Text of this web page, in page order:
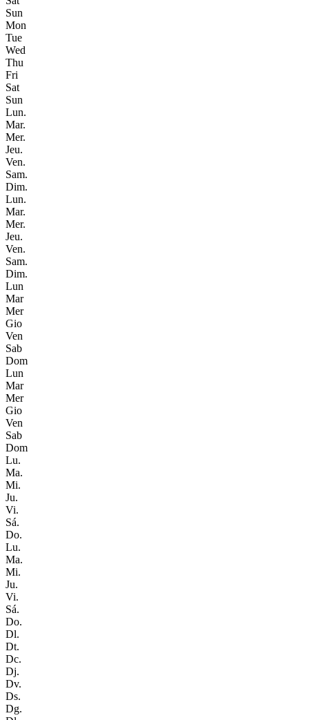
Sun
Mon
Tue
Wed
Thu
Fri
Sat
Sun
Lun.
Mar.
Mer.
Jeu.
Ven.
Sam.
Dim.
Lun.
Mar.
Mer.
Jeu.
Ven.
Sam.
Dim.
Lun
Mar
Mer
Gio
Ven
Sab
Dom
Lun
Mar
Mer
Gio
Ven
Sab
Dom
Lu.
Ma.
Mi.
Ju.
Vi.
Sá.
Do.
Lu.
Ma.
Mi.
Ju.
Vi.
Sá.
Do.
Dl.
Dt.
Dc.
Dj.
Dv.
Ds.
Dg.